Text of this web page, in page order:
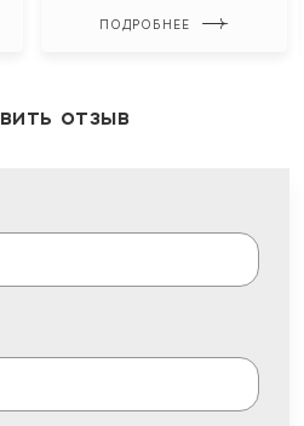
ПОДРОБНЕЕ
отзыв